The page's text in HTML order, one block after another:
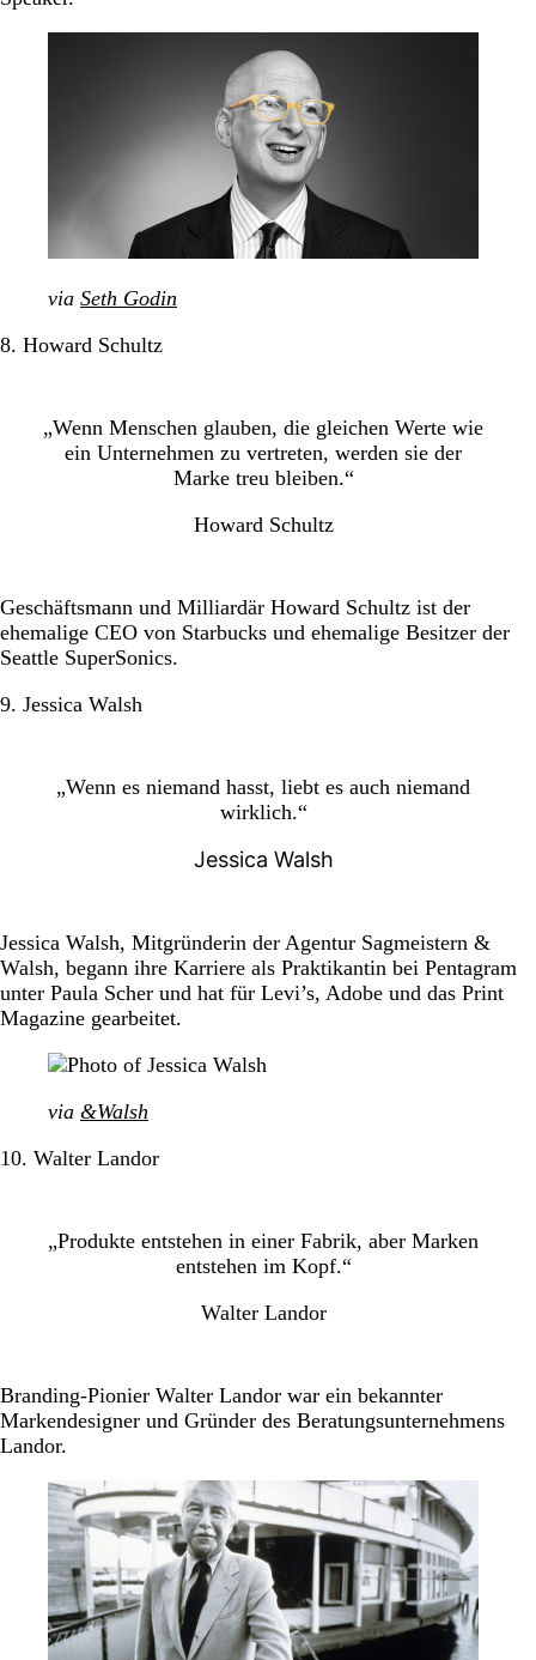
via Seth Godin
8. Howard Schultz
„Wenn Menschen glauben, die gleichen Werte wie
ein Unternehmen zu vertreten, werden sie der
Marke treu bleiben.“
Howard Schultz
Geschäftsmann und Milliardär Howard Schultz ist der
ehemalige CEO von Starbucks und ehemalige Besitzer der
Seattle SuperSonics.
9. Jessica Walsh
„Wenn es niemand hasst, liebt es auch niemand
wirklich.“
Jessica Walsh
Jessica Walsh, Mitgründerin der Agentur Sagmeistern &
Walsh, begann ihre Karriere als Praktikantin bei Pentagram
unter Paula Scher und hat für Levi’s, Adobe und das Print
Magazine gearbeitet.
via &Walsh
10. Walter Landor
„Produkte entstehen in einer Fabrik, aber Marken
entstehen im Kopf.“
Walter Landor
Branding-Pionier Walter Landor war ein bekannter
Markendesigner und Gründer des Beratungsunternehmens
Landor.